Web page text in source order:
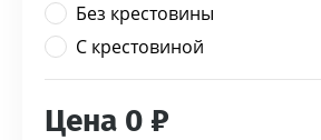
Без крестовины
С крестовиной
Цена 0 ₽